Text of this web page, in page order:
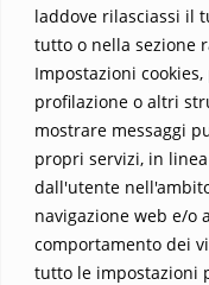
laddove rilasciassi il
tutto o nella sezione
Impostazioni
profilazione o altri
mostrare messaggi
propri servizi, in
dall'utente
navigazione web e/o
comportamento dei
tutto le impostazioni
questo viaggio
Parola trasformi la tua